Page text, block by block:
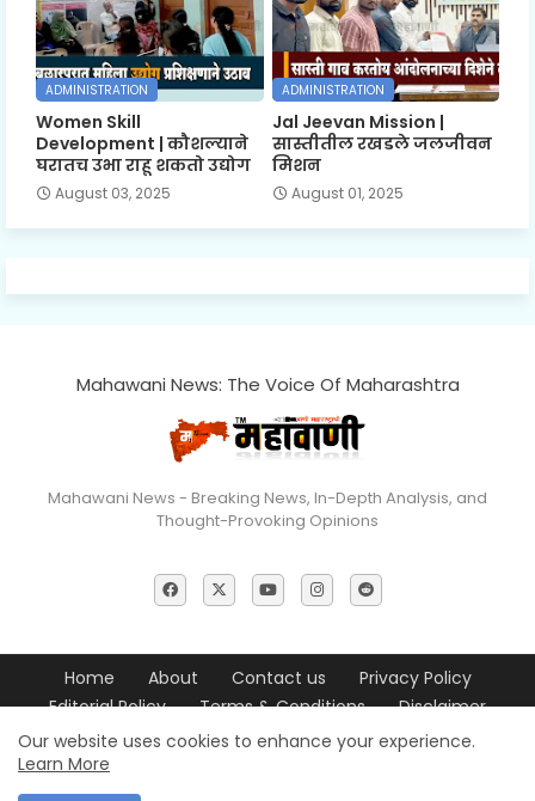
ADMINISTRATION
Women Skill
Development | कौशल्याने
घरातच उभा राहू शकतो उद्योग
August 03, 2025
ADMINISTRATION
Jal Jeevan Mission |
सास्तीतील रखडले जलजीवन
मिशन
August 01, 2025
Mahawani News: The Voice Of Maharashtra
Mahawani News - Breaking News, In-Depth Analysis, and
Thought-Provoking Opinions
Home About Contact us
Privacy Policy
Editorial Policy
Terms & Conditions Disclaimer
© 2026 Mahawani News All Rights Reserved
Our website uses cookies to enhance your experience.
Learn More